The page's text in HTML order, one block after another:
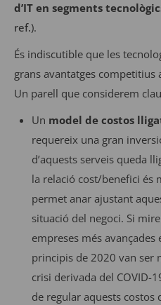
d’IT en segments
ref.).
És indiscutible que les
grans avantatges competitius
Un parell que considerem
Un model de costos
requereix una gran
d’aquests serveis queda
la relació cost/benefici és
permet anar ajustant
situació del negoci. Si
empreses més
principis de 2020 van ser
crisi derivada del COVID-
de regular aquests costos